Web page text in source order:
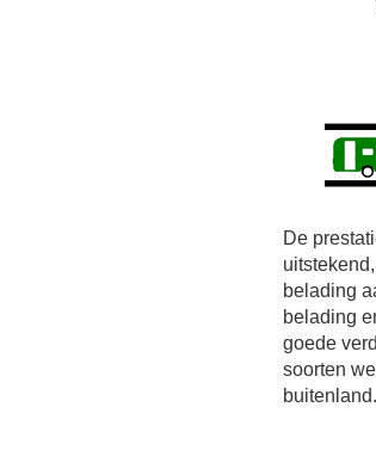
De
belading
belading
goede
soorten
buitenland.